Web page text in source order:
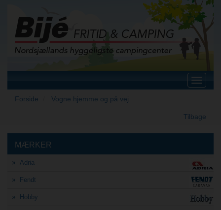
Toggle
Forside
Vogne hjemme og på vej
Tilbage
MÆRKER
Adria
Fendt
Hobby